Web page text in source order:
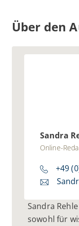
Über den
Sandra
Online-
+49
Sandra
sowohl für